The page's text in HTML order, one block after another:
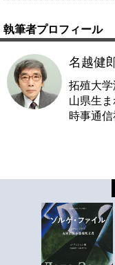
執筆者プロフィール
名越健
拓殖大
山県生
時事通信